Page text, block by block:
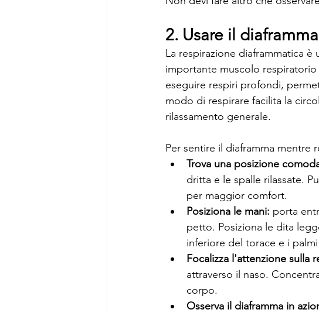
2. Usare il
La respirazione diaframmatica
importante muscolo
eseguire respiri profondi,
modo di respirare facilita la
rilassamento generale.
Per sentire il diaframma mentre
Trova una posizione
dritta e le spalle rilassate.
per maggior comfort.
Posiziona le mani: porta
petto. Posiziona le dita
inferiore del torace e i
Focalizza l'attenzione sulla
attraverso il naso.
corpo.
Osserva il diaframma in